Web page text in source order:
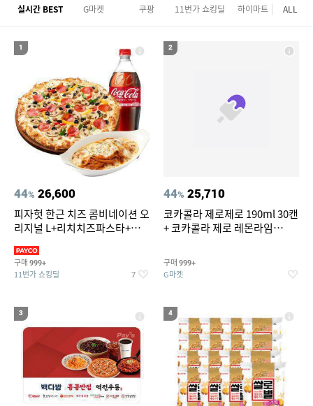
17 겔럭시25카드케이스 18 여성칠부바지
크록스
ALL
실시간 BEST G마켓 쿠팡 11번가 쇼킹딜 하이마트
1
44% 26,600
피자헛 한근 치즈 콤비네이션 오
리지널 L+리치치즈파스타+콜
구매 999+
11번가 쇼킹딜 7
2
44% 25,710
코카콜라 제로제로 190ml 30캔
+ 코카콜라 제로 레몬라임
티커 세트
구매 999+
G마켓
3 4